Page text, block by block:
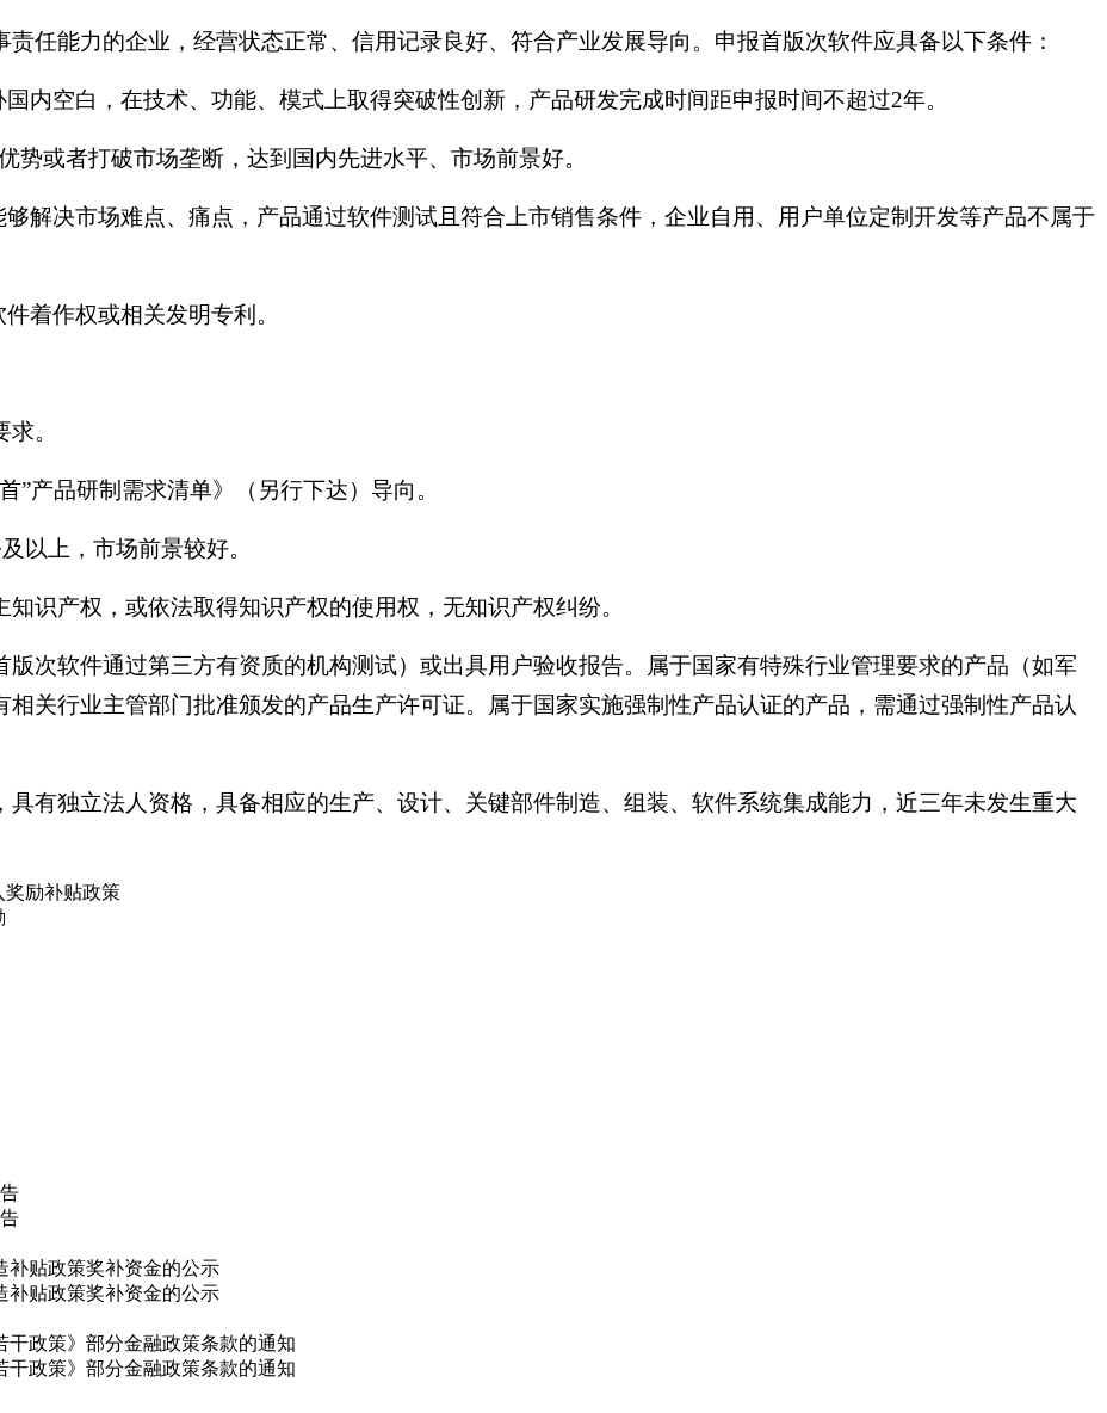
任能力的企业，经营状态正常、信用记录良好、符合产业发展导向。申报首版次软件应具备以下条件：
内空白，在技术、功能、模式上取得突破性创新，产品研发完成时间距申报时间不超过2年。
或者打破市场垄断，达到国内先进水平、市场前景好。
解决市场难点、痛点，产品通过软件测试且符合上市销售条件，企业自用、用户单位定制开发等产品不属于
着作权或相关发明专利。
。
”产品研制需求清单》（另行下达）导向。
以上，市场前景较好。
识产权，或依法取得知识产权的使用权，无知识产权纠纷。
版次软件通过第三方有资质的机构测试）或出具用户验收报告。属于国家有特殊行业管理要求的产品（如军
关行业主管部门批准颁发的产品生产许可证。属于国家实施强制性产品认证的产品，需通过强制性产品认
具有独立法人资格，具备相应的生产、设计、关键部件制造、组装、软件系统集成能力，近三年未发生重大
奖励补贴政策
补贴政策奖补资金的公示
补贴政策奖补资金的公示
干政策》部分金融政策条款的通知
干政策》部分金融政策条款的通知